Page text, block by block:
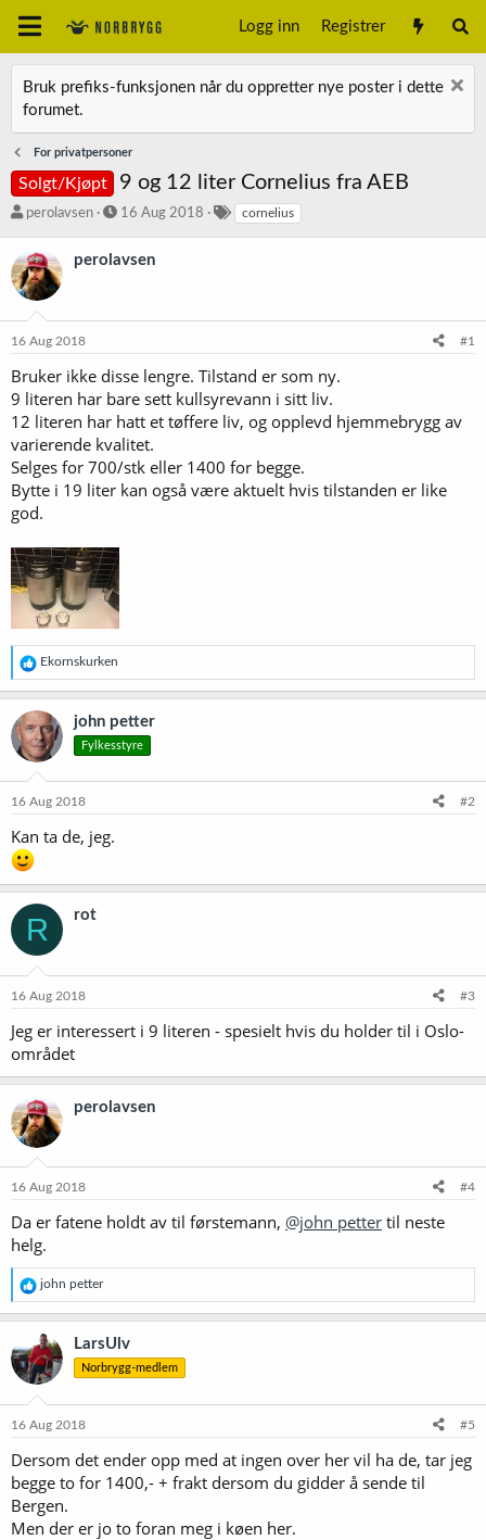
Logg inn Registrer
Bruk prefiks-funksjonen når du oppretter nye poster i dette
forumet.
For privatpersoner
Solgt/Kjøpt 9 og 12 liter Cornelius fra AEB
T
d
s
r
e
r
perolavsen
S
r
16 Aug 2018 cornelius
perolavsen
16 Aug 2018 #1
Bruker ikke disse lengre. Tilstand er som ny.
9 literen har bare sett kullsyrevann i sitt liv.
12 literen har hatt et tøffere liv, og opplevd hjemmebrygg av
varierende kvalitet.
Selges for 700/stk eller 1400 for begge.
Bytte i 19 liter kan også være aktuelt hvis tilstanden er like
god.
R
e
a
k
s
j
o
e
Ekornskurken
john petter
Fylkesstyre
16 Aug 2018 #2
Kan ta de, jeg.
R rot
16 Aug 2018 #3
Jeg er interessert i 9 literen - spesielt hvis du holder til i Oslo-
området
perolavsen
16 Aug 2018 #4
Da er fatene holdt av til førstemann, @john petter til neste
helg.
R
e
a
k
s
j
o
e
:
john petter
LarsUlv
Norbrygg-medlem
16 Aug 2018 #5
Dersom det ender opp med at ingen over her vil ha de, tar jeg
begge to for 1400,- + frakt dersom du gidder å sende til
Bergen.
Men der er jo to foran meg i køen her.